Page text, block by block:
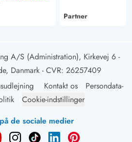
Partner
A/S (Administration), Kirkevej 6 -
Danmark - CVR: 26257409
Kontakt os
Persondata-
Cookie-indstillinger
de sociale medier